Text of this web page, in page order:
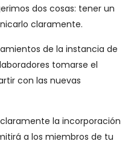
dos cosas: tener un
claramente.
de la instancia de
tomarse el
con las nuevas
la incorporación
a los miembros de tu